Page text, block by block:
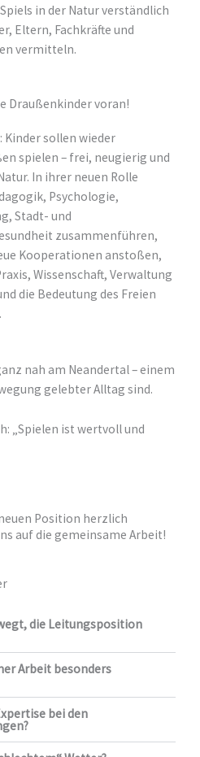
in der Natur verständlich
Eltern, Fachkräfte und
vermitteln.
Draußenkinder voran!
sollen wieder
spielen – frei, neugierig und
In ihrer neuen Rolle
Psychologie,
Stadt- und
zusammenführen,
Kooperationen anstoßen,
Wissenschaft, Verwaltung
die Bedeutung des Freien
nah am Neandertal – einem
gelebter Alltag sind.
„Spielen ist wertvoll und
Position herzlich
auf die gemeinsame Arbeit!
die Leitungsposition
Arbeit besonders
bei den